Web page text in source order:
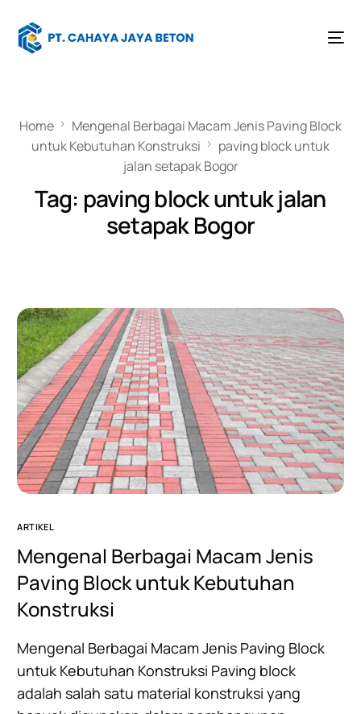
Home
Mengenal Berbagai Macam Jenis Paving Block
untuk Kebutuhan Konstruksi
paving block untuk
jalan setapak Bogor
Tag: paving block untuk jalan
setapak Bogor
ARTIKEL
Mengenal Berbagai Macam Jenis
Paving Block untuk Kebutuhan
Konstruksi
Mengenal Berbagai Macam Jenis Paving Block
untuk Kebutuhan Konstruksi Paving block
adalah salah satu material konstruksi yang